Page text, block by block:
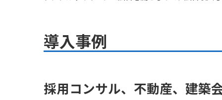
導入事例
採用コンサル、不動産、建築